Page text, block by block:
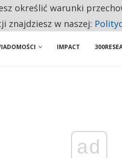
NA PODSTAWOWE
IMPACT
ad
określić warunki
znajdziesz w naszej: